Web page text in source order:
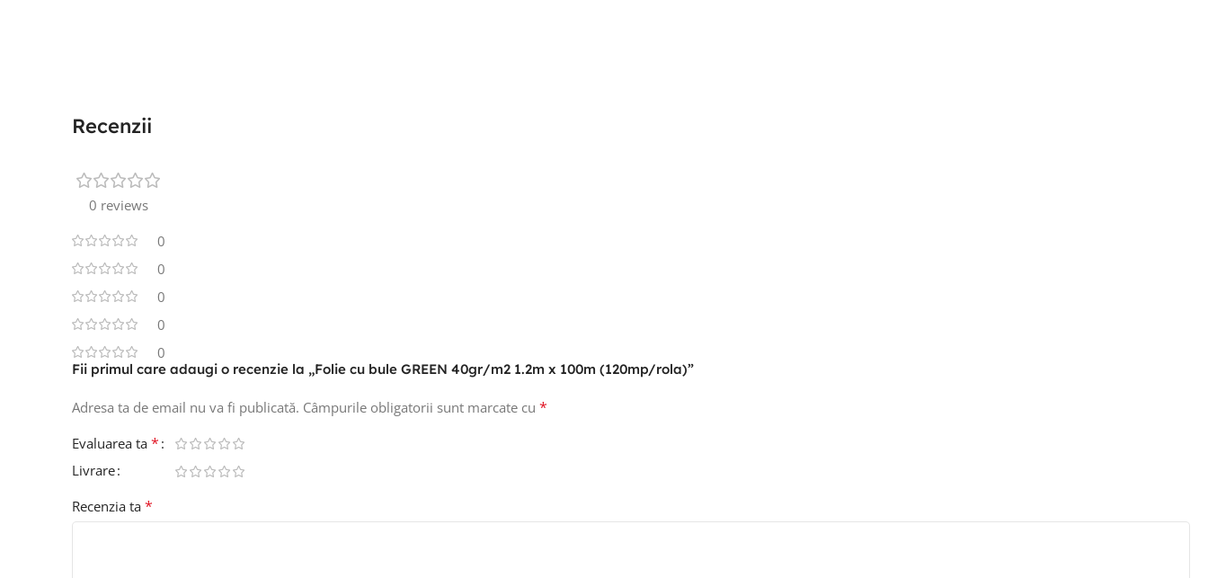
Recenzii
0 reviews
0
0
0
0
0
Fii primul care adaugi o recenzie la „Folie cu bule GREEN 40gr/m2 1.2m x 100m (120mp/rola)”
Adresa ta de email nu va fi publicată. Câmpurile obligatorii sunt marcate cu *
Evaluarea ta *
Livrare
Recenzia ta *